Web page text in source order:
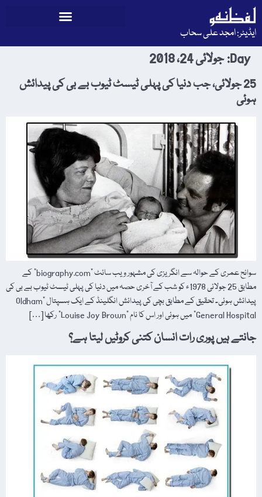
ایڈیٹر: امجد علی سحاب
Day: جولائی 24، 2018
25 جولائی، جب دنیا کی پہلی ٹیسٹ ٹیوب بے بی کی پیدائش
ہوئی
سوانح عمری کے حوالہ سے انگریزی کی مشہور ویب سائٹ "biography.com” کے
مطابق 25 جولائی 1978ء کو شب کے آخری حصہ میں دنیا کی پہلی ٹیسٹ ٹیوب بے بی کی
پیدائش ہوئی۔ تحقیق کے مطابق بچی کی پیدائش انگلینڈ کے ایک ہسپتال "Oldham
General Hospital” میں ہوئی اور اس کا نام "Louise Joy Brown” رکھا […]
جانتے ہیں پوری رات انسان کتنی کروٹیں لیتا ہے؟